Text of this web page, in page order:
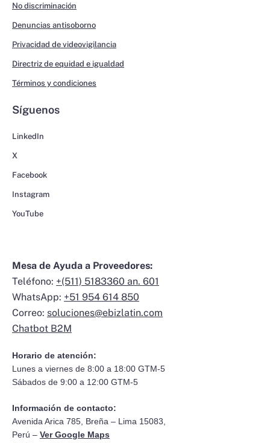
No discriminación
Denuncias antisoborno
Privacidad de videovigilancia
Directriz de equidad e igualdad
Términos y condiciones
Síguenos
LinkedIn
X
Facebook
Instagram
YouTube
Mesa de Ayuda a Proveedores:
Teléfono: +(511) 5183360 an. 601
WhatsApp: +51 954 614 850
Correo: soluciones@ebizlatin.com
Chatbot B2M
Horario de atención:
Lunes a viernes de 8:00 a 18:00 GTM-5
Sábados de 9:00 a 12:00 GTM-5
Información de contacto:
Avenida Arica 785, Breña – Lima 15083,
Perú – Ver Google Maps